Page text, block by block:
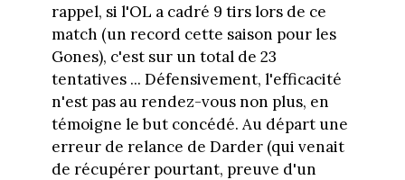
rappel, si l'OL a cadré 9 tirs lors de ce
match (un record cette saison pour les
Gones), c'est sur un total de 23
tentatives ... Défensivement, l'efficacité
n'est pas au rendez-vous non plus, en
témoigne le but concédé. Au départ une
erreur de relance de Darder (qui venait
de récupérer pourtant, preuve d'un